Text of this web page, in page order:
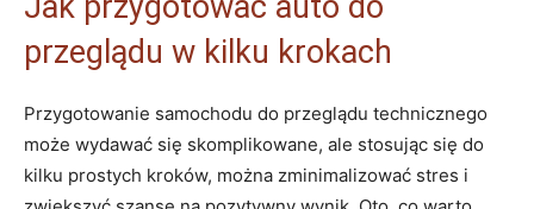
przeglądu w kilku krokach
Przygotowanie samochodu do przeglądu technicznego
może wydawać się skomplikowane, ale stosując się do
kilku prostych kroków, można zminimalizować stres i